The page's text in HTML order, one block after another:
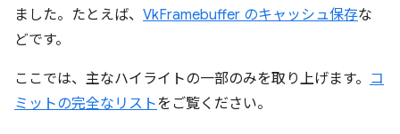
ました。たとえば、 VkFramebuffer のキャッシュ保存な
どです。
ここでは、主なハイライトの一部のみを取り上げます。 コ
ミットの完全なリストをご覧ください。